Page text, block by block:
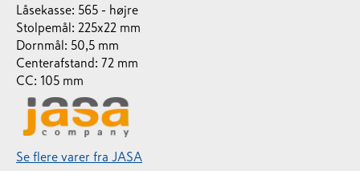
Låsekasse: 565 - højre
Stolpemål: 225x22 mm
Dornmål: 50,5 mm
Centerafstand: 72 mm
CC: 105 mm
Se flere varer fra JASA